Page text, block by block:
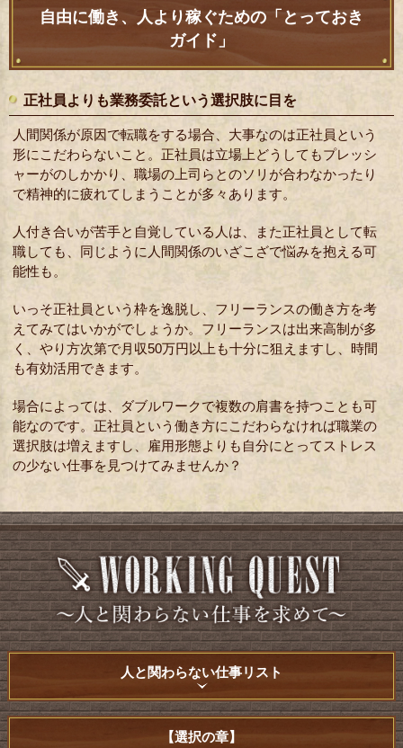
自由に働き、人より稼ぐための「とっておき
ガイド」
正社員よりも業務委託という選択肢に目を
人間関係が原因で転職をする場合、大事なのは正社員という
形にこだわらないこと。正社員は立場上どうしてもプレッシ
ャーがのしかかり、職場の上司らとのソリが合わなかったり
で精神的に疲れてしまうことが多々あります。
人付き合いが苦手と自覚している人は、また正社員として転
職しても、同じように人間関係のいざこざで悩みを抱える可
能性も。
いっそ正社員という枠を逸脱し、フリーランスの働き方を考
えてみてはいかがでしょうか。フリーランスは出来高制が多
く、やり方次第で月収50万円以上も十分に狙えますし、時間
も有効活用できます。
場合によっては、ダブルワークで複数の肩書を持つことも可
能なのです。正社員という働き方にこだわらなければ職業の
選択肢は増えますし、雇用形態よりも自分にとってストレス
の少ない仕事を見つけてみませんか？
人と関わらない仕事リスト
【選択の章】